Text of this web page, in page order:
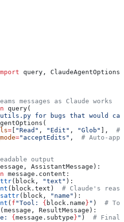
query,
messages as Claude works
query(
utils.py for bugs that would
= "Read" , "Edit" , "Glob" ], #
="acceptEdits" , # Auto-
output
AssistantMessage):
message.content:
(block, "text" ):
(block.text) # Claude's
(block, "name" ):
( f "Tool: { block.name } " ) #
(message, ResultMessage):
{ message.subtype } " ) # Final